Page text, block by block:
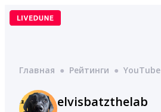
Перейти
Главная ● Рейтинги ● YouTube
elvisbatzthelab